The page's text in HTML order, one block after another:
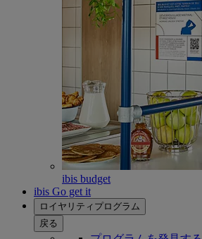
ibis budget
ibis Go get it
ロイヤリティプログラム
戻る